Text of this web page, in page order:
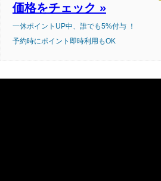
価格をチェック »
一休ポイントUP中、誰でも5%付与 ！
予約時にポイント即時利用もOK